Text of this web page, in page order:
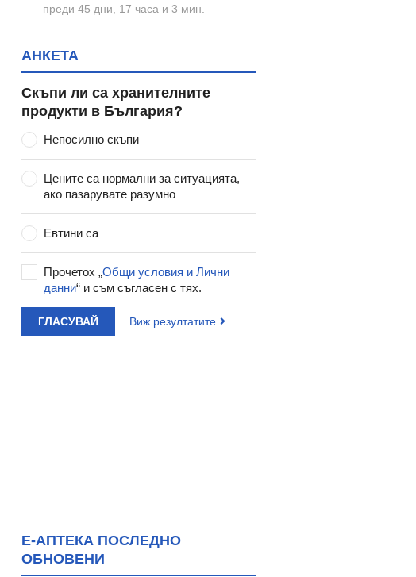
преди 45 дни, 17 часа и 3 мин.
АНКЕТА
Скъпи ли са хранителните
продукти в България?
Непосилно скъпи
Цените са нормални за ситуацията,
ако пазарувате разумно
Евтини са
Прочетох „Общи условия и Лични
данни“ и съм съгласен с тях.
ГЛАСУВАЙ Виж резултатите
Е-АПТЕКА ПОСЛЕДНО
ОБНОВЕНИ